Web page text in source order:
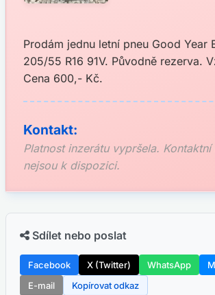
Prodám jednu letní pneu Good Year
205/55 R16 91V. Původně rezerva.
Cena 600,- Kč.
Kontakt:
Platnost inzerátu vypršela. Kontaktní
nejsou k dispozici.
Sdílet nebo poslat
Facebook X (Twitter) WhatsApp
E-mail
Kopírovat odkaz